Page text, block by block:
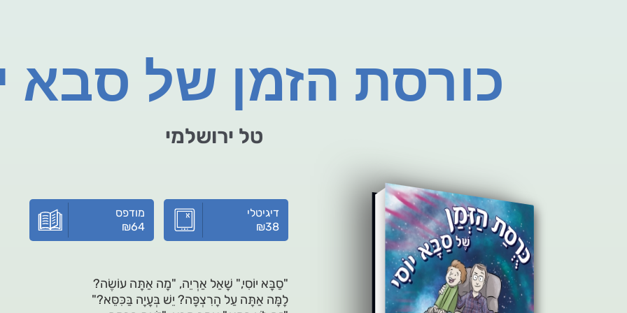
כורסת הזמן של סבא
טל ירושלמי
דיגיטלי
₪38
מודפס
₪64
"סַבָּא יוֹסִי," שָׁאַל אַרְיֵה, "מָה אַתָּה עוֹשֶׂה?
לָמָּה אַתָּה עַל הָרִצְפָּה? יֵשׁ בְּעָיָה בַּכִּסֵּא?"